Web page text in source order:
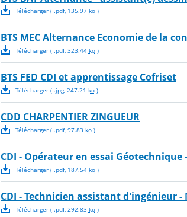
Télécharger( .pdf, 135.97 ko)
BTS MEC Alternance Economie de la
Télécharger( .pdf, 323.44 ko)
BTS FED CDI et apprentissage Cofriset
Télécharger( .jpg, 247.21 ko)
CDD CHARPENTIER ZINGUEUR
Télécharger( .pdf, 97.83 ko)
CDI - Opérateur en essai
Télécharger( .pdf, 187.54 ko)
CDI - Technicien assistant d'ingénieur
Télécharger( .pdf, 292.83 ko)